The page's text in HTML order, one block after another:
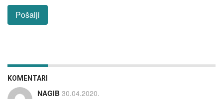
KOMENTARI
NAGIB 30.04.2020.